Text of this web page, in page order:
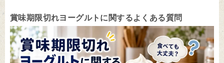
賞味期限切れヨーグルトに関するよくある質問